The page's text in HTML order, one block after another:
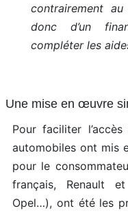
contrairement
donc d’un
compléter les
Une mise en œuvre
Pour faciliter
automobiles ont mis
pour le
français, Renault
Opel…), ont été les